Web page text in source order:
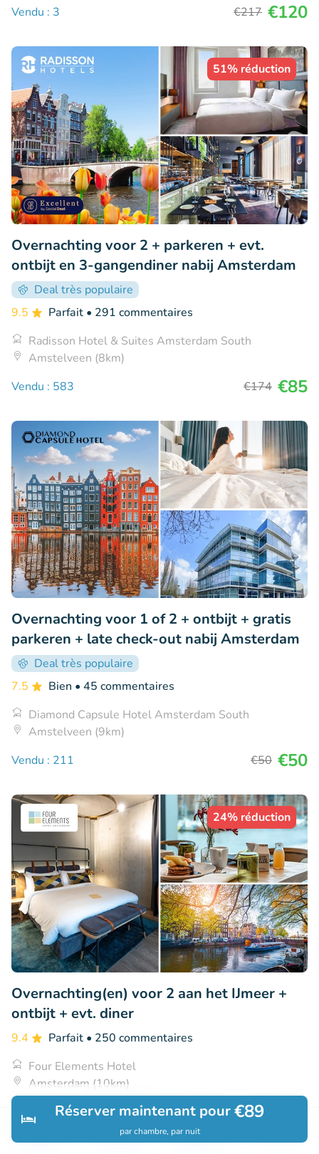
Rechercher Réservations
Réserver maintenant pour€89
par chambre, par nuit
Vendu : 3
€217 €120
51% réduction
Overnachting voor 2 + parkeren + evt.
ontbijt en 3-gangendiner nabij Amsterdam
Deal très populaire
9.5
Parfait • 291 commentaires
Radisson Hotel & Suites Amsterdam South
Amstelveen (8km)
Vendu : 583
€174 €85
Overnachting voor 1 of 2 + ontbijt + gratis
parkeren + late check-out nabij Amsterdam
Deal très populaire
7.5
Bien • 45 commentaires
Diamond Capsule Hotel Amsterdam South
Amstelveen (9km)
Vendu : 211
€50 €50
24% réduction
Overnachting(en) voor 2 aan het IJmeer +
ontbijt + evt. diner
9.4 Parfait • 250 commentaires
Four Elements Hotel
Amsterdam (10km)
Vendu : 72
€151